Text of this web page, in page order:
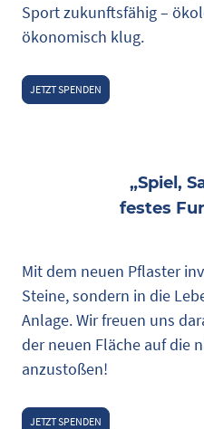
Sport zukunftsfähig –
ökonomisch klug.
JETZT SPENDEN
„Spiel,
festes
Mit dem neuen Pflaster
Steine, sondern in die
Anlage. Wir freuen uns
der neuen Fläche auf die
anzustoßen!
JETZT SPENDEN